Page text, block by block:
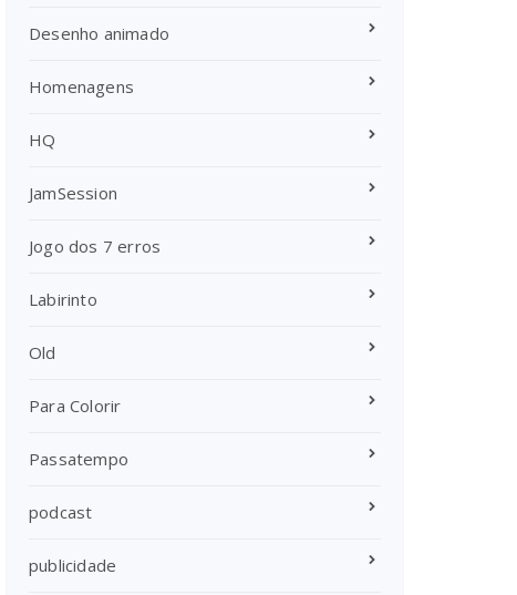
Desenho animado
Homenagens
HQ
JamSession
Jogo dos 7 erros
Labirinto
Old
Para Colorir
Passatempo
podcast
publicidade